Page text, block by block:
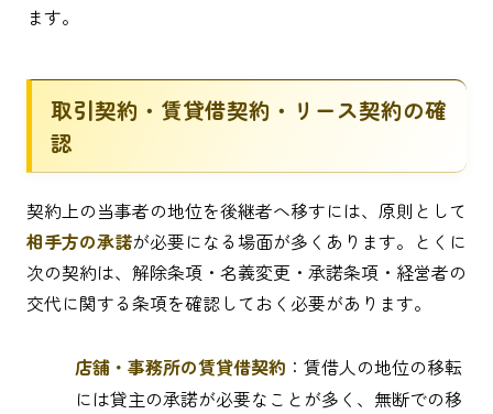
ます。
取引契約・賃貸借契約・リース契約の確
認
契約上の当事者の地位を後継者へ移すには、原則として
相手方の承諾が必要になる場面が多くあります。とくに
次の契約は、解除条項・名義変更・承諾条項・経営者の
交代に関する条項を確認しておく必要があります。
店舗・事務所の賃貸借契約 ：賃借人の地位の移転
には貸主の承諾が必要なことが多く、無断での移